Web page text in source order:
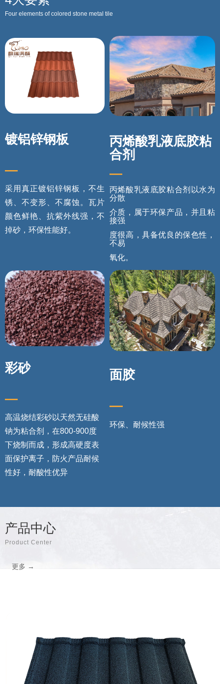
Four elements of colored stone metal tile
镀铝锌钢板
—
采用真正镀铝锌钢板，不生
锈、不变形、不腐蚀。瓦片
颜色鲜艳、抗紫外线强，不
掉砂，环保性能好。
丙烯酸乳液底胶粘
合剂
—
丙烯酸乳液底胶粘合剂以水为
分散
介质，属于环保产品，并且粘
接强
度很高，具备优良的保色性，
不易
氧化。
彩砂
—
高温烧结彩砂以天然无硅酸
钠为粘合剂，在800-900度
下烧制而成，形成高硬度表
面保护离子，防火产品耐候
性好，耐酸性优异
面胶
—
环保、耐候性强
产品中心
Product Center
更多 →